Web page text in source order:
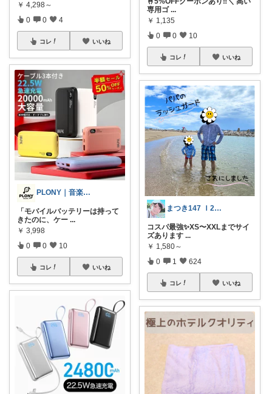
￥ 4,298～
0 0 4
コレ いいね
PLONY｜音楽・DTM・ガジェット
「モバイルバッテリーは持って
きたのに、ケー ...
￥ 3,998
0 0 10
コレ いいね
専用ゴ ...
￥ 1,135
0 0 10
コレ いいね
まつき147 Ｉ2児ママ脱転勤族ぐらし
コスパ最強✨XS〜XXLまでサイ
ズあります ...
￥ 1,580～
0 1 624
コレ いいね